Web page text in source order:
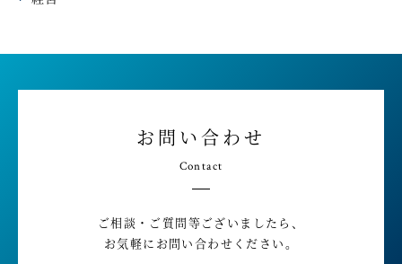
お問い合わせ
Contact
ご相談・ご質問等ございましたら、
お気軽にお問い合わせください。